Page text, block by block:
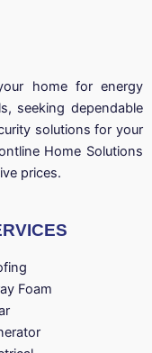
home for energy
seeking dependable
solutions for your
Home Solutions
prices.
Foam